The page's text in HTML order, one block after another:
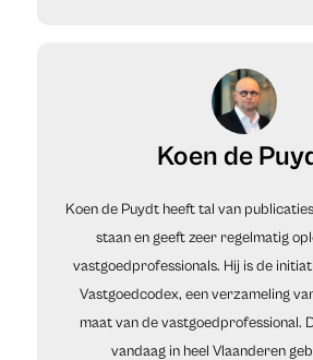
Koen de
Koen de Puydt heeft tal van
staan en geeft zeer regelmatig
vastgoedprofessionals. Hij is de
Vastgoedcodex, een verzameling
maat van de vastgoedprofessional.
vandaag in heel Vlaanderen